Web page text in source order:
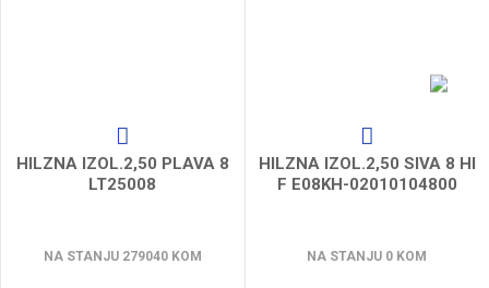
HILZNA IZOL.2,50 PLAVA 8
LT25008
NA STANJU 279040 KOM
HILZNA IZOL.2,50 SIVA 8 HI
F E08KH-02010104800
NA STANJU 0 KOM